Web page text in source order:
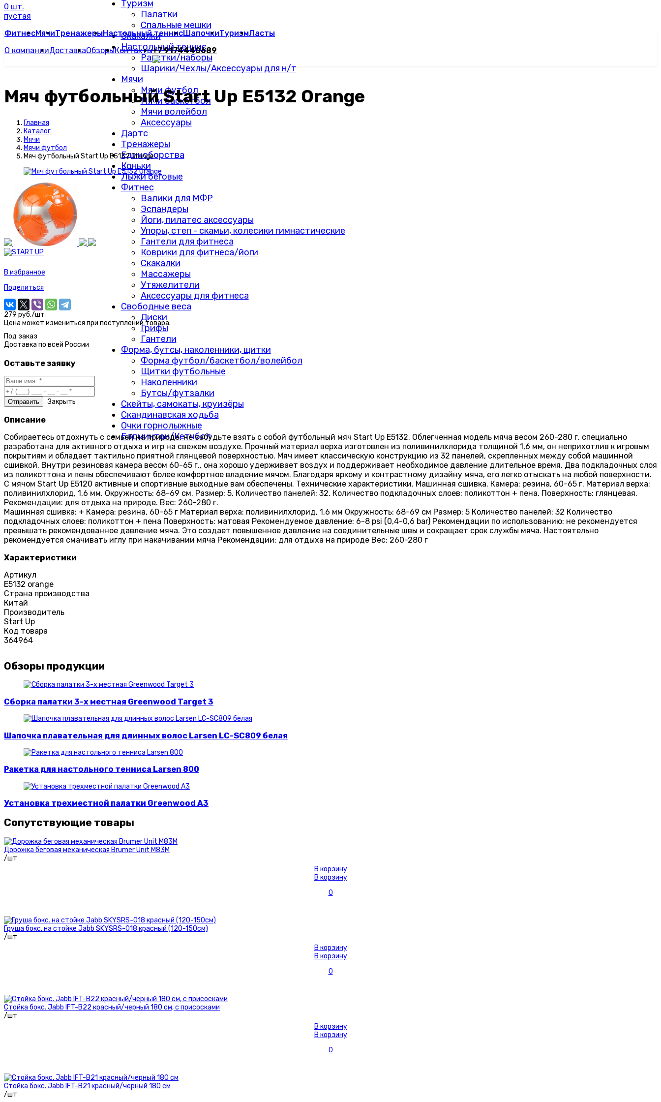
Туризм
Палатки
Спальные мешки
Скакалки
Настольный теннис
Ракетки/наборы
Шарики/Чехлы/Аксессуары для н/т
Мячи
Мячи футбол
Мячи баскетбол
Мячи волейбол
Аксессуары
Дартс
Тренажеры
Единоборства
Коньки
Лыжи беговые
Фитнес
Валики для МФР
Эспандеры
Йоги, пилатес аксессуары
Упоры, степ - скамьи, колесики гимнастические
Гантели для фитнеса
Коврики для фитнеса/йоги
Скакалки
Массажеры
Утяжелители
Аксессуары для фитнеса
Свободные веса
Диски
Грифы
Гантели
Форма, бутсы, наколенники, щитки
Форма футбол/баскетбол/волейбол
Щитки футбольные
Наколенники
Бутсы/футзалки
Скейты, самокаты, круизёры
Скандинавская ходьба
Очки горнолыжные
Бадминтон/Кетчбол
0 шт.
пустая
ФитнесМячиТренажерыНастольный теннисШапочкиТуризмЛасты
О компанииДоставкаОбзорыКонтакты+7 9174440689
Мяч футбольный Start Up E5132 Orange
Главная
Каталог
Мячи
Мячи футбол
Мяч футбольный Start Up E5132 Orange
В избранное
Поделиться
279 руб./шт
Цена может измениться при поступлении товара.
Под заказ
Доставка по всей России
Оставьте заявку
Закрыть
Описание
Собираетесь отдохнуть с семьей на природе, не забудьте взять с собой футбольный мяч Start Up E5132. Облегченная модель мяча весом 260-280 г. специально
разработана для активного отдыха и игр на свежем воздухе. Прочный материал верха изготовлен из поливинилхлорида толщиной 1,6 мм, он неприхотлив к игровым
покрытиям и обладает тактильно приятной глянцевой поверхностью. Мяч имеет классическую конструкцию из 32 панелей, скрепленных между собой машинной
сшивкой. Внутри резиновая камера весом 60-65 г., она хорошо удерживает воздух и поддерживает необходимое давление длительное время. Два подкладочных слоя
из поликоттона и пены обеспечивают более комфортное владение мячом. Благодаря яркому и контрастному дизайну мяча, его легко отыскать на любой поверхности.
С мячом Start Up E5120 активные и спортивные выходные вам обеспечены. Технические характеристики. Машинная сшивка. Камера: резина, 60-65 г. Материал верха:
поливинилхлорид, 1,6 мм. Окружность: 68-69 см. Размер: 5. Количество панелей: 32. Количество подкладочных слоев: поликоттон + пена. Поверхность: глянцевая.
Рекомендации: для отдыха на природе. Вес: 260-280 г.
Машинная сшивка: + Камера: резина, 60-65 г Материал верха: поливинилхлорид, 1,6 мм Окружность: 68-69 см Размер: 5 Количество панелей: 32 Количество
подкладочных слоев: поликоттон + пена Поверхность: матовая Рекомендуемое давление: 6-8 psi (0,4-0,6 bar) Рекомендации по использованию: не рекомендуется
превышать рекомендованное давление мяча. Это создает повышенное давление на соединительные швы и сокращает срок службы мяча. Настоятельно
рекомендуется смачивать иглу при накачивании мяча Рекомендации: для отдыха на природе Вес: 260-280 г
Характеристики
Артикул
E5132 orange
Страна производства
Китай
Производитель
Start Up
Код товара
364964
Обзоры продукции
Сборка палатки 3-х местная Greenwood Target 3
Шапочка плавательная для длинных волос Larsen LC-SC809 белая
Ракетка для настольного тенниса Larsen 800
Установка трехместной палатки Greenwood A3
Сопутствующие товары
Дорожка беговая механическая Brumer Unit M83M
/шт
В корзину
В корзину
0
Груша бокс. на стойке Jabb SKYSRS-018 красный (120-150см)
/шт
В корзину
В корзину
0
Стойка бокс. Jabb IFT-B22 красный/черный 180 см, с присосками
/шт
В корзину
В корзину
0
Стойка бокс. Jabb IFT-B21 красный/черный 180 см
/шт